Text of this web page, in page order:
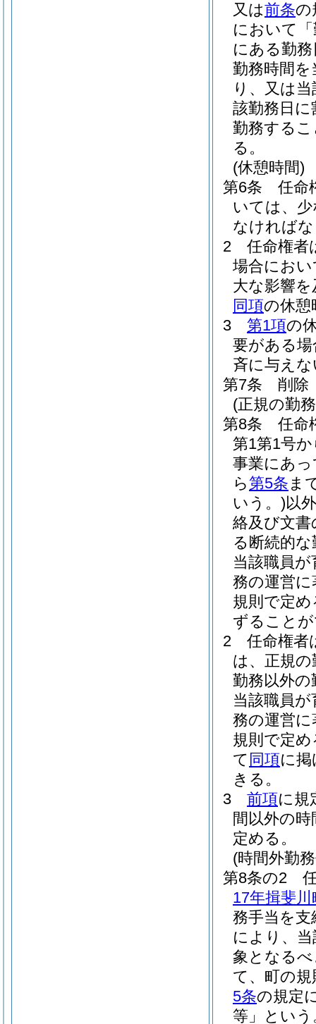
又は前条の
において
にある勤
勤務時間
り、又は
該勤務日
勤務する
る。
(休憩時間)
第6条
任命
いては、
なければ
2
任命権者
場合におい
大な影響
同項の休憩
3
第1項の
要がある
斉に与え
第7条
削除
(正規の勤
第8条
任命
第1第1号
事業にあ
ら第5条 ま
いう。)以
絡及び文
る断続的
当該職員
務の運営
規則で定
ずること
2
任命権者
は、正規
勤務以外
当該職員
務の運営
規則で定
て 同項に
きる。
3
前項に規
間以外の
定める。
(時間外勤
第8条の2
17年揖斐
務手当を
により、
象となる
て、町の
5条の規定
等」という